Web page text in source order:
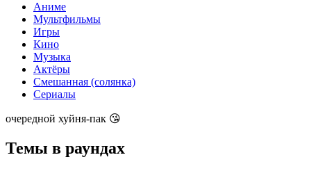
Аниме
Мультфильмы
Игры
Кино
Музыка
Актёры
Смешанная (солянка)
Сериалы
очередной хуйня-пак 😘
Темы в раундах